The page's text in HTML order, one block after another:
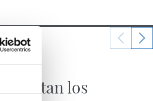
Aumentan los